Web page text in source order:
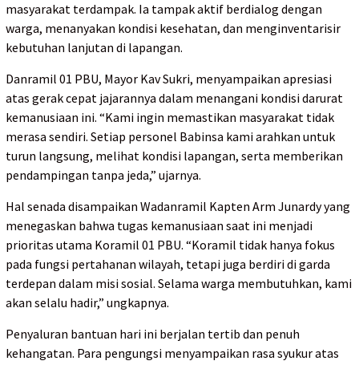
masyarakat terdampak. Ia tampak aktif berdialog dengan
warga, menanyakan kondisi kesehatan, dan menginventarisir
kebutuhan lanjutan di lapangan.
Danramil 01 PBU, Mayor Kav Sukri, menyampaikan apresiasi
atas gerak cepat jajarannya dalam menangani kondisi darurat
kemanusiaan ini. “Kami ingin memastikan masyarakat tidak
merasa sendiri. Setiap personel Babinsa kami arahkan untuk
turun langsung, melihat kondisi lapangan, serta memberikan
pendampingan tanpa jeda,” ujarnya.
Hal senada disampaikan Wadanramil Kapten Arm Junardy yang
menegaskan bahwa tugas kemanusiaan saat ini menjadi
prioritas utama Koramil 01 PBU. “Koramil tidak hanya fokus
pada fungsi pertahanan wilayah, tetapi juga berdiri di garda
terdepan dalam misi sosial. Selama warga membutuhkan, kami
akan selalu hadir,” ungkapnya.
Penyaluran bantuan hari ini berjalan tertib dan penuh
kehangatan. Para pengungsi menyampaikan rasa syukur atas